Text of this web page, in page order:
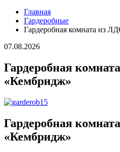
Главная
Гардеробные
Гардеробная комната из
07.08.2026
Гардеробная
«Кембридж»
Гардеробная
«Кембридж»